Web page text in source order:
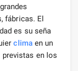
fábricas. El
es su seña
climaen un
previstas en los